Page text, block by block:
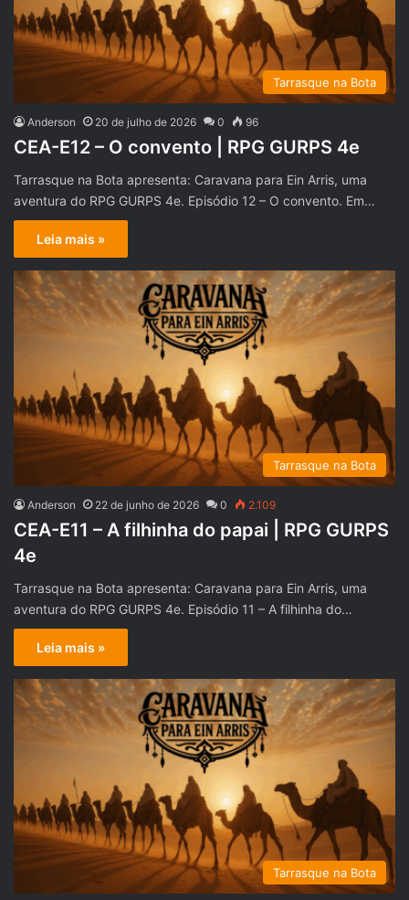
Tarrasque na Bota
Anderson 20 de julho de 2026 0 96
CEA-E12 – O convento | RPG GURPS 4e
Tarrasque na Bota apresenta: Caravana para Ein Arris, uma
aventura do RPG GURPS 4e. Episódio 12 – O convento. Em…
Leia mais »
Tarrasque na Bota
Anderson 22 de junho de 2026 0 2.109
CEA-E11 – A filhinha do papai | RPG GURPS
4e
Tarrasque na Bota apresenta: Caravana para Ein Arris, uma
aventura do RPG GURPS 4e. Episódio 11 – A filhinha do…
Leia mais »
Tarrasque na Bota